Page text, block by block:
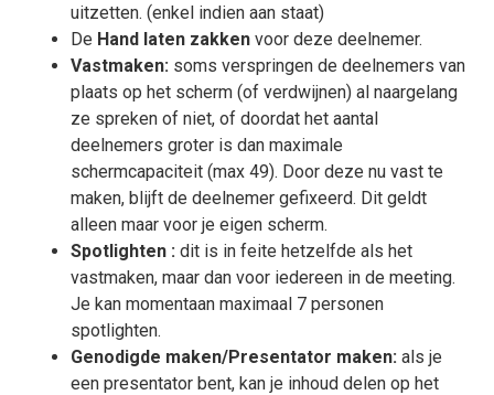
uitzetten. (enkel indien aan staat)
De Hand laten zakken voor deze deelnemer.
Vastmaken: soms verspringen de deelnemers van
plaats op het scherm (of verdwijnen) al naargelang
ze spreken of niet, of doordat het aantal
deelnemers groter is dan maximale
schermcapaciteit (max 49). Door deze nu vast te
maken, blijft de deelnemer gefixeerd. Dit geldt
alleen maar voor je eigen scherm.
Spotlighten : dit is in feite hetzelfde als het
vastmaken, maar dan voor iedereen in de meeting.
Je kan momentaan maximaal 7 personen
spotlighten.
Genodigde maken/Presentator maken: als je
een presentator bent, kan je inhoud delen op het